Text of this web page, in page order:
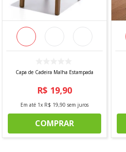
Capa de Cadeira Malha Estampada
R$ 19,90
Em até 1x R$ 19,90 sem juros
COMPRAR